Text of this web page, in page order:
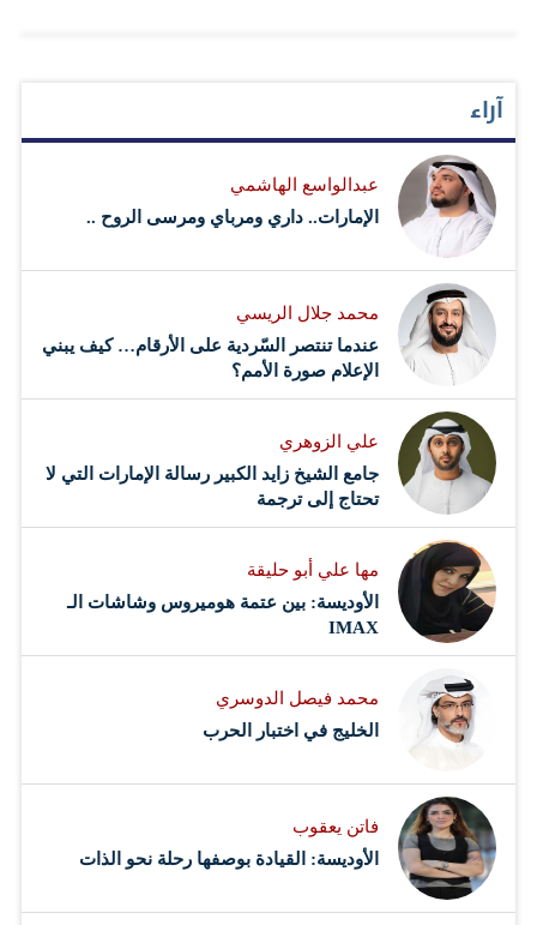
هذا العام مختلفة لأنها تستلزم غياب والدهم من أجل الاحتفال
بعيد انتصار الوطن بإذن العلي القدير. أولئك الأبطال الذين
يقفون على جبهات القتال هم من يرسمون…
آراء
عبدالواسع الهاشمي
الإمارات.. داري ومرباي ومرسى الروح ..
محمد جلال الريسي
عندما تنتصر السّردية على الأرقام… كيف يبني
الإعلام صورة الأمم؟
علي الزوهري
جامع الشيخ زايد الكبير رسالة الإمارات التي لا
تحتاج إلى ترجمة
مها علي أبو حليقة
الأوديسة: بين عتمة هوميروس وشاشات الـ
IMAX
محمد فيصل الدوسري ​
‏الخليج في اختبار الحرب
فاتن يعقوب
الأوديسة: القيادة بوصفها رحلة نحو الذات